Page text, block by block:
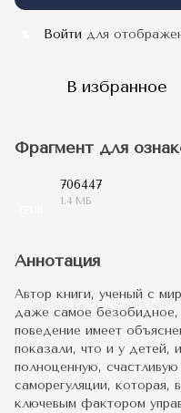
Войти для
В избранное
Фрагмент для
706447
1.4 МБ
Аннотация
Автор книги, ученый с
даже самое
поведение имеет
показали, что и у детей,
полноценную,
саморегуляции, которая,
ключевым фактором